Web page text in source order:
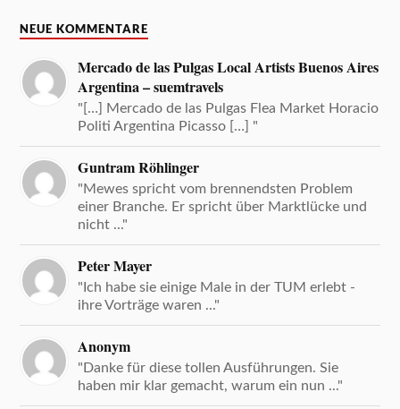
NEUE KOMMENTARE
Mercado de las Pulgas Local Artists Buenos Aires
Argentina – suemtravels
"[…] Mercado de las Pulgas Flea Market Horacio
Politi Argentina Picasso […] "
Guntram Röhlinger
"Mewes spricht vom brennendsten Problem
einer Branche. Er spricht über Marktlücke und
nicht ..."
Peter Mayer
"Ich habe sie einige Male in der TUM erlebt -
ihre Vorträge waren ..."
Anonym
"Danke für diese tollen Ausführungen. Sie
haben mir klar gemacht, warum ein nun ..."